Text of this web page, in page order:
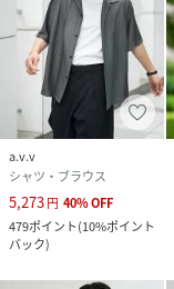
a.v.v
シャツ・ブラウス
5,273円 40%OFF
479ポイント(10%ポイント
バック)